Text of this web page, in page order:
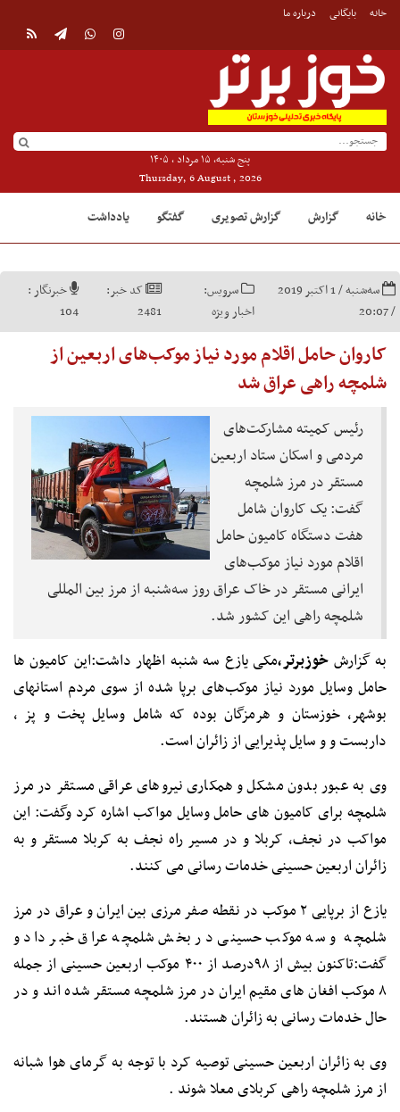
خانه بایگانی درباره ما
پنج شنبه, ۱۵ مرداد , ۱۴۰۵
Thursday, 6 August , 2026
خانه گزارش گزارش تصویری گفتگو یادداشت
سه‌شنبه / 1 اکتبر 2019
/ 20:07
سرویس:
اخبار ویژه
کد خبر:
2481
خبرنگار :
104
کاروان حامل اقلام مورد نیاز موکب‌های اربعین از
شلمچه راهی عراق شد
رئیس کمیته مشارکت‌های
مردمی و اسکان ستاد اربعین
مستقر در مرز شلمچه
گفت: یک کاروان شامل
هفت دستگاه کامیون حامل
اقلام مورد نیاز موکب‌های
ایرانی مستقر در خاک عراق روز سه‌شنبه از مرز بین المللی
شلمچه راهی این کشور شد.
به گزارش خوزبرتر،مکی یازع سه شنبه اظهار داشت:این کامیون ها
حامل وسایل مورد نیاز موکب‌های برپا شده از سوی مردم استانهای
بوشهر، خوزستان و هرمزگان بوده که شامل وسایل پخت و پز ،
داربست و و سایل پذیرایی از زائران است.
وی به عبور بدون مشکل و همکاری نیروهای عراقی مستقر در مرز
شلمچه برای کامیون های حامل وسایل مواکب اشاره کرد وگفت: این
مواکب در نجف، کربلا و در مسیر راه نجف به کربلا مستقر و به
زائران اربعین حسینی خدمات رسانی می کنند.
یازع از برپایی ۲ موکب در نقطه صفر مرزی بین ایران و عراق در مرز
شلمچه و سه موکب حسینی در بخش شلمچه عراق خبر داد و
گفت:تاکنون بیش از ۹۸درصد از ۴۰۰ موکب اربعین حسینی از جمله
۸ موکب افغان های مقیم ایران در مرز شلمچه مستقر شده اند و در
حال خدمات رسانی به زائران هستند.
وی به زائران اربعین حسینی توصیه کرد با توجه به گرمای هوا شبانه
از مرز شلمچه راهی کربلای معلا شوند .